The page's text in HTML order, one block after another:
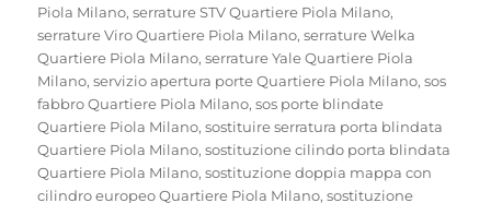
Piola Milano,serrature STV Quartiere Piola Milano,
serrature Viro Quartiere Piola Milano,serrature Welka
Quartiere Piola Milano,serrature Yale Quartiere Piola
Milano,servizio apertura porte Quartiere Piola Milano,sos
fabbro Quartiere Piola Milano,sos porte blindate
Quartiere Piola Milano,sostituire serratura porta blindata
Quartiere Piola Milano,sostituzione cilindo porta blindata
Quartiere Piola Milano,sostituzione doppia mappa con
cilindro europeo Quartiere Piola Milano,sostituzione